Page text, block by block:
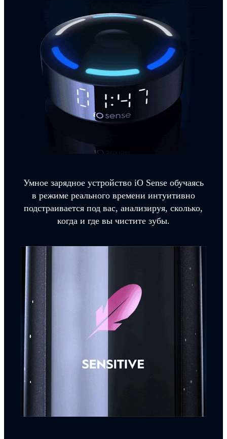
Умное зарядное устройство iO Sense обучаясь
в режиме реального времени интуитивно
подстраивается под вас, анализируя, сколько,
когда и где вы чистите зубы.